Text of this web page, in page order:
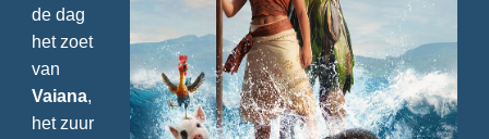
de dag
het zoet
van
Vaiana,
het zuur